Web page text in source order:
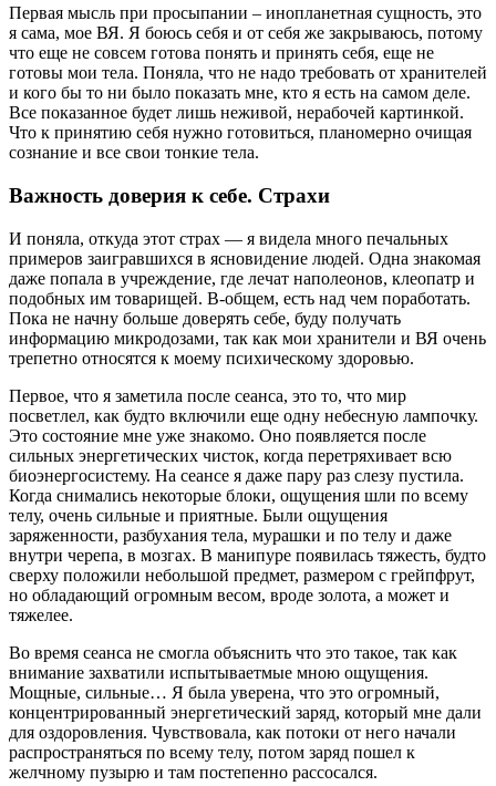
Первая мысль при просыпании – инопланетная сущность, это
я сама, мое ВЯ. Я боюсь себя и от себя же закрываюсь, потому
что еще не совсем готова понять и принять себя, еще не
готовы мои тела. Поняла, что не надо требовать от хранителей
и кого бы то ни было показать мне, кто я есть на самом деле.
Все показанное будет лишь неживой, нерабочей картинкой.
Что к принятию себя нужно готовиться, планомерно очищая
сознание и все свои тонкие тела.
Важность доверия к себе. Страхи
И поняла, откуда этот страх — я видела много печальных
примеров заигравшихся в ясновидение людей. Одна знакомая
даже попала в учреждение, где лечат наполеонов, клеопатр и
подобных им товарищей. В-общем, есть над чем поработать.
Пока не начну больше доверять себе, буду получать
информацию микродозами, так как мои хранители и ВЯ очень
трепетно относятся к моему психическому здоровью.
Первое, что я заметила после сеанса, это то, что мир
посветлел, как будто включили еще одну небесную лампочку.
Это состояние мне уже знакомо. Оно появляется после
сильных энергетических чисток, когда перетряхивает всю
биоэнергосистему. На сеансе я даже пару раз слезу пустила.
Когда снимались некоторые блоки, ощущения шли по всему
телу, очень сильные и приятные. Были ощущения
заряженности, разбухания тела, мурашки и по телу и даже
внутри черепа, в мозгах. В манипуре появилась тяжесть, будто
сверху положили небольшой предмет, размером с грейпфрут,
но обладающий огромным весом, вроде золота, а может и
тяжелее.
Во время сеанса не смогла объяснить что это такое, так как
внимание захватили испытываетмые мною ощущения.
Мощные, сильные… Я была уверена, что это огромный,
концентрированный энергетический заряд, который мне дали
для оздоровления. Чувствовала, как потоки от него начали
распространяться по всему телу, потом заряд пошел к
желчному пузырю и там постепенно рассосался.